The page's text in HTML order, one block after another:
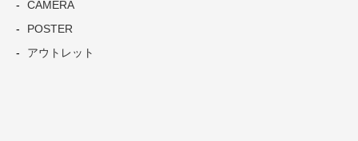
CAMERA
POSTER
アウトレット